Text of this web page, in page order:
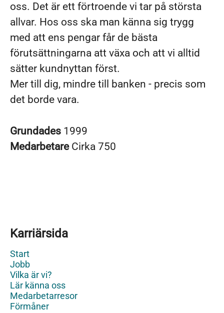
oss. Det är ett förtroende vi tar på största
allvar. Hos oss ska man känna sig trygg
med att ens pengar får de bästa
förutsättningarna att växa och att vi alltid
sätter kundnyttan först.
Mer till dig, mindre till banken - precis som
det borde vara.
Grundades 1999
Medarbetare Cirka 750
Karriärsida
Start
Jobb
Vilka är vi?
Lär känna oss
Medarbetarresor
Förmåner